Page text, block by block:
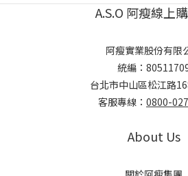
A.S.O 阿瘦線上
阿瘦實業股份有限
統編：
台北市中山區松江路
客服專線： 0800-
About Us